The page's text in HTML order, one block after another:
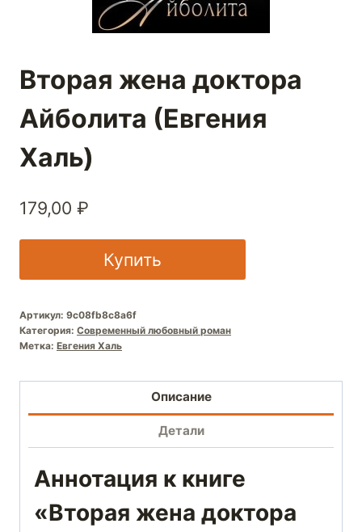
Вторая жена доктора
Айболита (Евгения
Халь)
179,00 ₽
Купить
Артикул: 9c08fb8c8a6f
Категория: Современный любовный роман
Метка: Евгения Халь
Описание
Детали
Аннотация к книге
«Вторая жена доктора